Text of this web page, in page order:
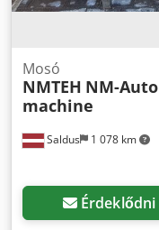
Saldus 1 078 km
Mosó
NMTEH NM-
machine
Érdeklődni